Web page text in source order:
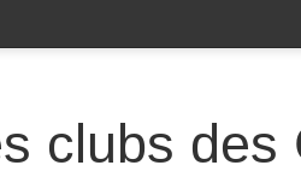
clubs